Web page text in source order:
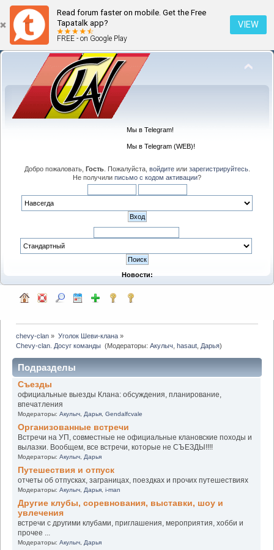
Read forum faster on mobile. Get the Free
Tapatalk app?
FREE - on Google Play
VIEW
Мы в Telegram!
Мы в Telegram (WEB)!
Добро пожаловать, Гость. Пожалуйста, войдитеили зарегистрируйтесь.
Не получили письмо с кодом активации?
Новости:
chevy-clan » Уголок Шеви-клана»
Chevy-clan. Досуг команды (Модераторы:Акулыч ,hasaut Дарья)
Подразделы
Съезды
официальные выезды Клана: обсуждения, планирование,
впечатления
Модераторы: Акулыч, Дарья, Gendalfcvale
Организованные встречи
Встречи на УП, совместные не официальные клановские походы и
вылазки. Вообщем, все встречи, которые не СЪЕЗДЫ!!!!
Модераторы: Акулыч, Дарья
Путешествия и отпуск
отчеты об отпусках, заграницах, поездках и прочих путешествиях
Модераторы: Акулыч, Дарья, i-man
Другие клубы, соревнования, выставки, шоу и
увлечения
встречи с другими клубами, приглашения, мероприятия, хобби и
прочее ...
Модераторы: Акулыч, Дарья